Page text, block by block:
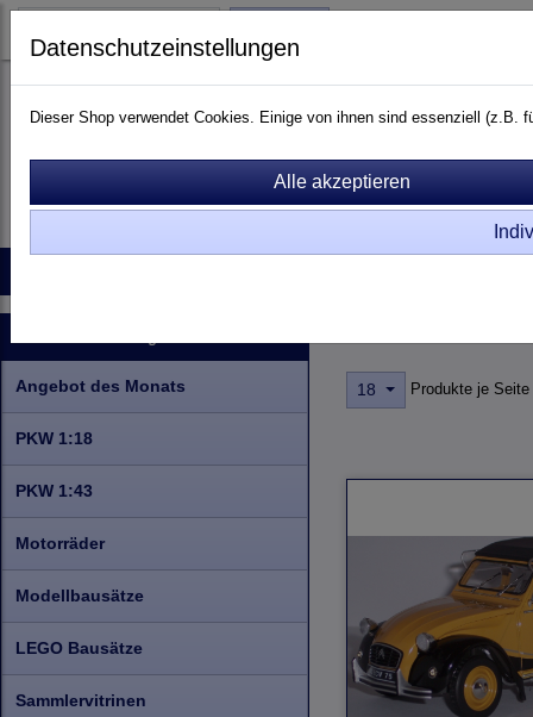
Angebot des Monats
PKW 1:18
PKW 1:43
Motorräder
Modellbausätze
LEGO Bausätze
Sammlervitrinen
18 Produkte je Seite
Datenschutzeinstellungen
Dieser Shop verwendet Cookies. Einige von ihnen sind essenziell (z.B.